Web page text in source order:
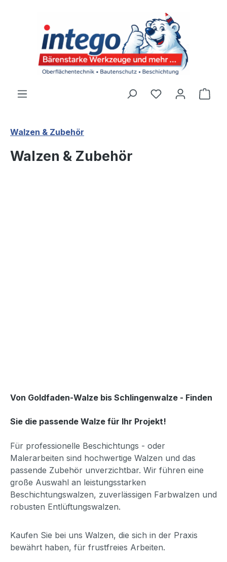
Du hast 0
Walzen & Zubehör
Walzen & Zubehör
Von Goldfaden-Walze bis Schlingenwalze - Finden
Sie die passende Walze für Ihr Projekt!
Für professionelle Beschichtungs - oder
Malerarbeiten sind hochwertige Walzen und das
passende Zubehör unverzichtbar. Wir führen eine
große Auswahl an leistungsstarken
Beschichtungswalzen, zuverlässigen Farbwalzen und
robusten Entlüftungswalzen.
Kaufen Sie bei uns Walzen, die sich in der Praxis
bewährt haben, für frustfreies Arbeiten.